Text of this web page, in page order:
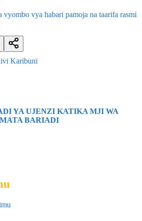
vyombo vya habari pamoja na taarifa rasmi
Karibuni
YA UJENZI KATIKA MJI WA
BARIADI